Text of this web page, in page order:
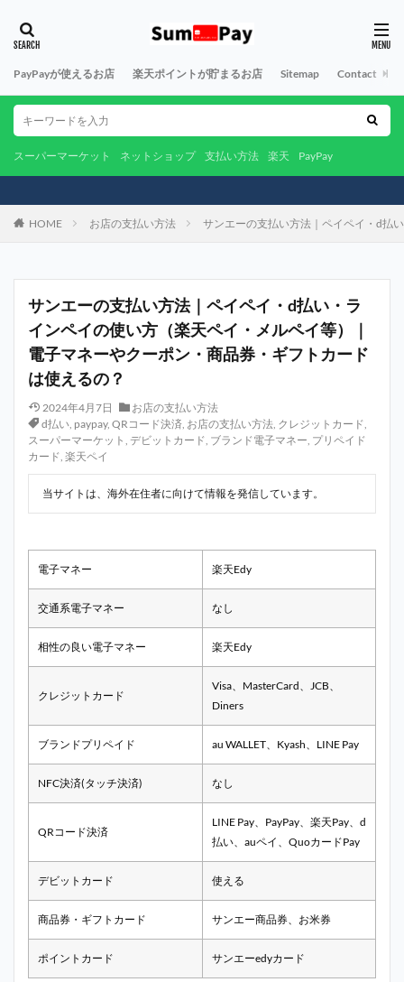
PayPayが使えるお店 楽天ポイントが貯まるお店 Sitemap Contact
スーパーマーケット ネットショップ 支払い方法 楽天 PayPay
HOME お店の支払い方法 サンエーの支払い方法｜ペイペイ・d払
サンエーの支払い方法｜ペイペイ・d払い・ラ
インペイの使い方（楽天ペイ・メルペイ等）｜
電子マネーやクーポン・商品券・ギフトカード
は使えるの？
2024年4月7日
お店の支払い方法
d払い, paypay, QRコード決済, お店の支払い方法, クレジットカード,
スーパーマーケット , デビットカード, ブランド電子マネー, プリペイド
カード, 楽天ペイ
当サイトは、海外在住者に向けて情報を発信しています。
電子マネー 楽天Edy
交通系電子マネー なし
相性の良い電子マネー 楽天Edy
クレジットカード
Visa、MasterCard、JCB、
Diners
ブランドプリペイド au WALLET、Kyash、LINE Pay
NFC決済(タッチ決済) なし
QRコード決済
LINE Pay、PayPay、楽天Pay、d
払い、auペイ、QuoカードPay
デビットカード 使える
商品券・ギフトカード サンエー商品券、お米券
ポイントカード サンエーedyカード